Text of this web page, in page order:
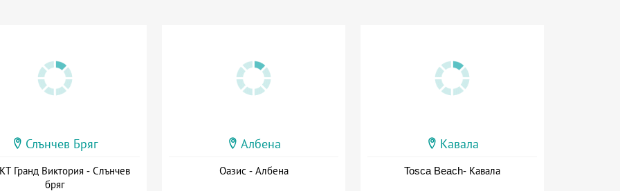
Слънчев Бряг
Гранд Виктория - Слънчев
бряг
Албена
Оазис - Албена
Кавала
Tosca Beach- Кавала